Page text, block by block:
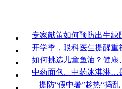
专家献策如何预防出生缺
开学季，眼科医生提醒重
如何挑选儿童鱼油？健康、
中药面包、中药冰淇淋…
提防“假中暑”趁热“捣乱